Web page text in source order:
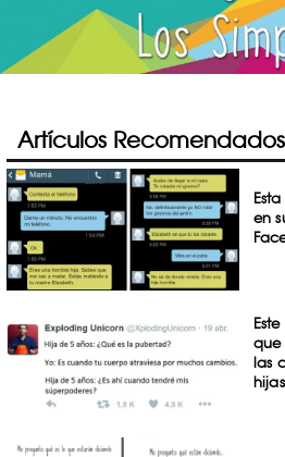
Artículos Recomendados
en
que
las
hijas